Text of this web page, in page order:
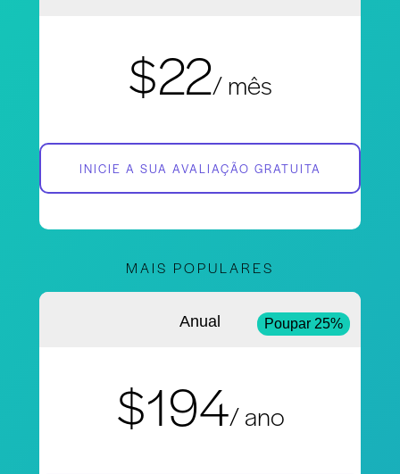
$22/ mês
INICIE A SUA AVALIAÇÃO GRATUITA
MAIS POPULARES
Anual Poupar 25%
$194/ ano